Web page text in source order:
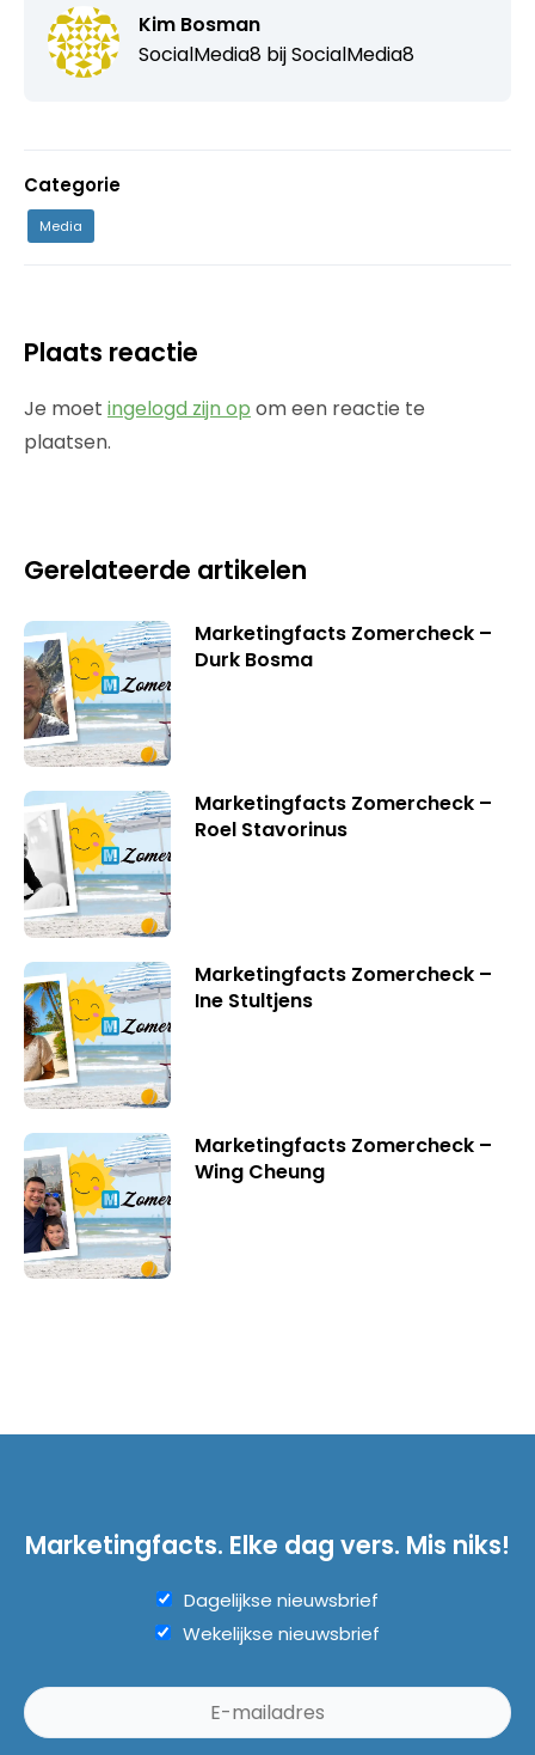
Kim Bosman
SocialMedia8 bijSocialMedia8
Categorie
Media
Plaats reactie
Je moet ingelogd zijn op om een reactie te
plaatsen.
Gerelateerde artikelen
Marketingfacts Zomercheck –
Durk Bosma
Marketingfacts Zomercheck –
Roel Stavorinus
Marketingfacts Zomercheck –
Ine Stultjens
Marketingfacts Zomercheck –
Wing Cheung
Marketingfacts. Elke dag vers. Mis niks!
Dagelijkse nieuwsbrief
Wekelijkse nieuwsbrief